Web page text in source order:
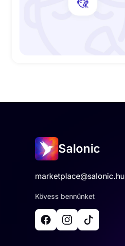
Salonic
marketplace@salonic.hu
Kövess bennünket